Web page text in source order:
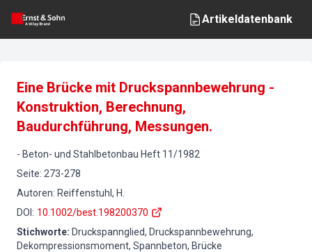
Artikeldatenbank
Eine Brücke mit Druckspannbewehrung -
Konstruktion, Berechnung,
Baudurchführung, Messungen.
- Beton- und Stahlbetonbau Heft 11/1982
Seite: 273-278
Autoren: Reiffenstuhl, H.
DOI : 10.1002/best.198200370
Stichworte: Druckspannglied, Druckspannbewehrung,
Dekompressionsmoment, Spannbeton, Brücke